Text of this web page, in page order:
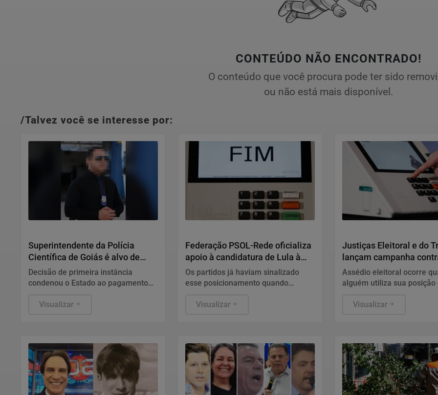
CONTEÚDO NÃO ENCONTRADO!
O conteúdo que você procura pode ter sido
ou não está mais disponível.
/Talvez você se interesse por:
Superintendente da Polícia
Científica de Goiás é alvo de
ação por suposto assédio moral
coletivo contra peritos
Decisão de primeira instância
condenou o Estado ao pagamento
e apontou exposição de servidores e
Visualizar
Federação PSOL-Rede oficializa
apoio à candidatura de Lula à
reeleição
Os partidos já haviam sinalizado
esse posicionamento quando
no último fim de semana.
Visualizar
Justiças Eleitoral e do
lançam campanha
assédio
Assédio eleitoral ocorre
alguém utiliza sua posição
influenciar, constranger ou
posicionamento político.
Visualizar